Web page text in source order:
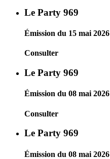
Le Party 969
Émission du 15 mai 2026
Consulter
Le Party 969
Émission du 08 mai 2026
Consulter
Le Party 969
Émission du 08 mai 2026